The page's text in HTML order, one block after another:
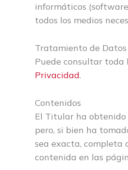
informáticos
todos los medios
Tratamiento de Datos
Puede consultar
Privacidad.
Contenidos
El Titular ha obtenido
pero, si bien ha
sea exacta, completa
contenida en las